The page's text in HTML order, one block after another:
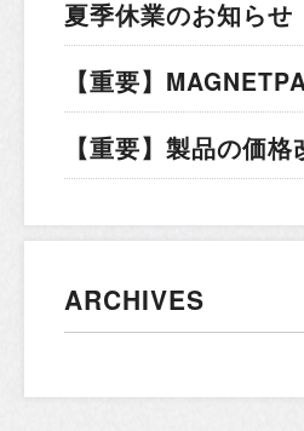
夏季休業のお知らせ
【重要】
【重要】製品の価
ARCHIVES